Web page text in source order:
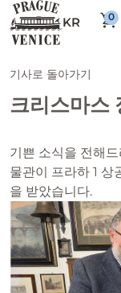
KR
기사로 돌아가기
크리스마스
기쁜 소식을 전해
물관이 프라하 1
을 받았습니다.